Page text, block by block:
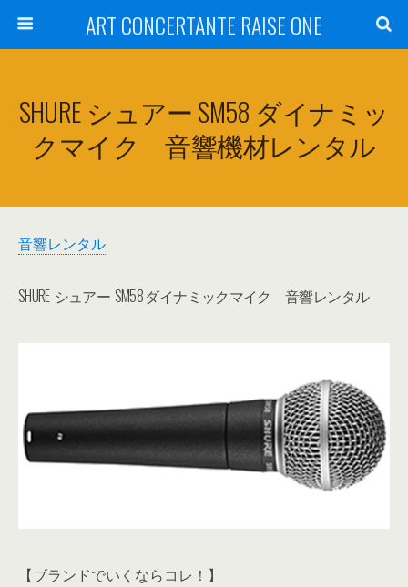
ART CONCERTANTE RAISE ONE
SHURE シュアー SM58 ダイナミッ
クマイク 音響機材レンタル
音響レンタル
SHURE シュアー SM58 ダイナミックマイク 音響レンタル
【ブランドでいくならコレ！】